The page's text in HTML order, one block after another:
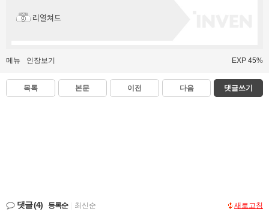
리열쳐드
메뉴 인장보기 EXP 45%
목록 본문 이전 다음 댓글쓰기
댓글(4) 등록순 최신순 새로고침